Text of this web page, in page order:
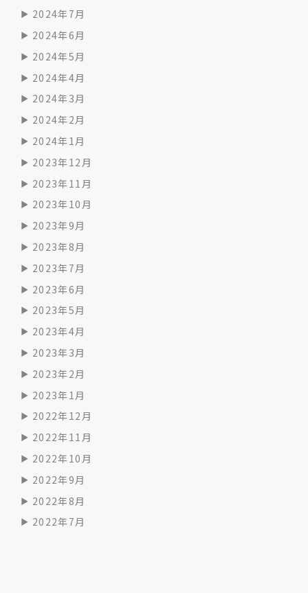
2024年7月
2024年6月
2024年5月
2024年4月
2024年3月
2024年2月
2024年1月
2023年12月
2023年11月
2023年10月
2023年9月
2023年8月
2023年7月
2023年6月
2023年5月
2023年4月
2023年3月
2023年2月
2023年1月
2022年12月
2022年11月
2022年10月
2022年9月
2022年8月
2022年7月